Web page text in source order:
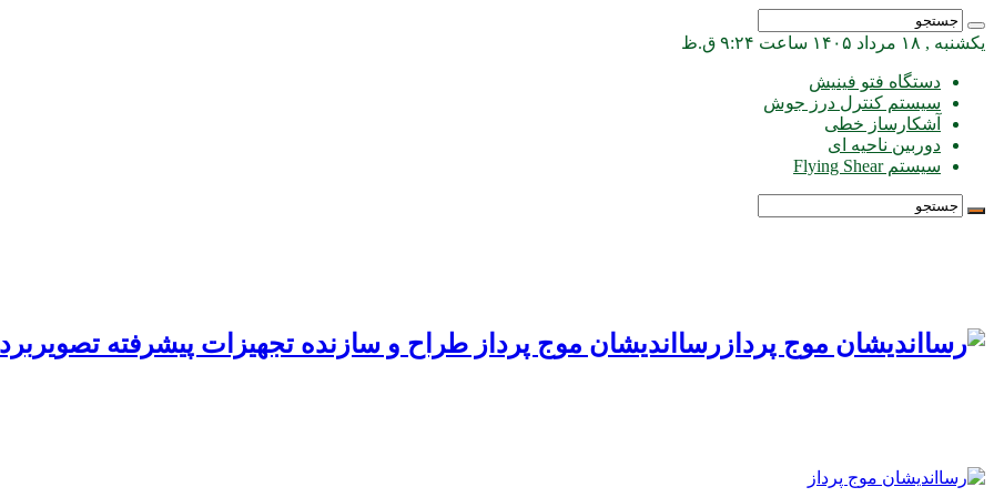
یکشنبه , ۱۸ مرداد ۱۴۰۵ ساعت ۹:۲۴ ق.ظ
دستگاه فتو فینیش
سیستم کنترل درز جوش
آشکارساز خطی
دوربین ناحیه ای
سیستم Flying Shear
رسااندیشان موج پرداز طراح و سازنده تجهیزات پیشرفته